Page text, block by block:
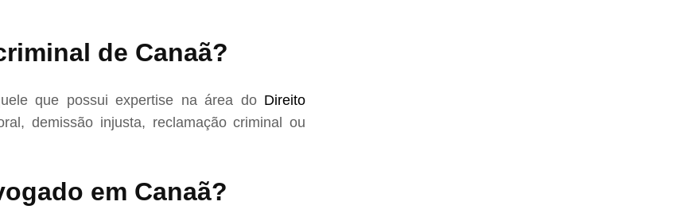
de Canaã?
que possui expertise na área do Direito
demissão injusta, reclamação criminal ou
em Canaã?